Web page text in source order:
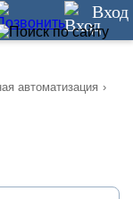
Вход
автоматизация ›